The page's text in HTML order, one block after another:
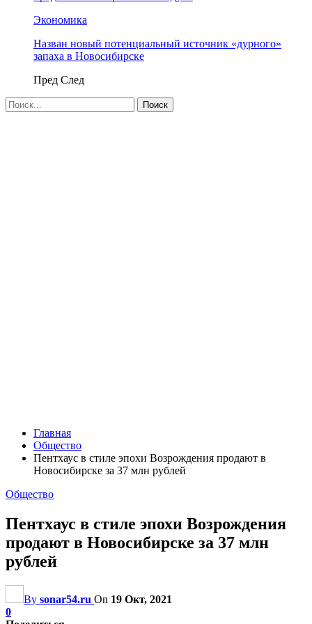
Экономика
Назван новый потенциальный источник «дурного»
запаха в Новосибирске
Пред След
Главная
Общество
Пентхаус в стиле эпохи Возрождения продают в
Новосибирске за 37 млн рублей
Общество
Пентхаус в стиле эпохи Возрождения
продают в Новосибирске за 37 млн
рублей
By sonar54.ru On 19 Окт, 2021
0